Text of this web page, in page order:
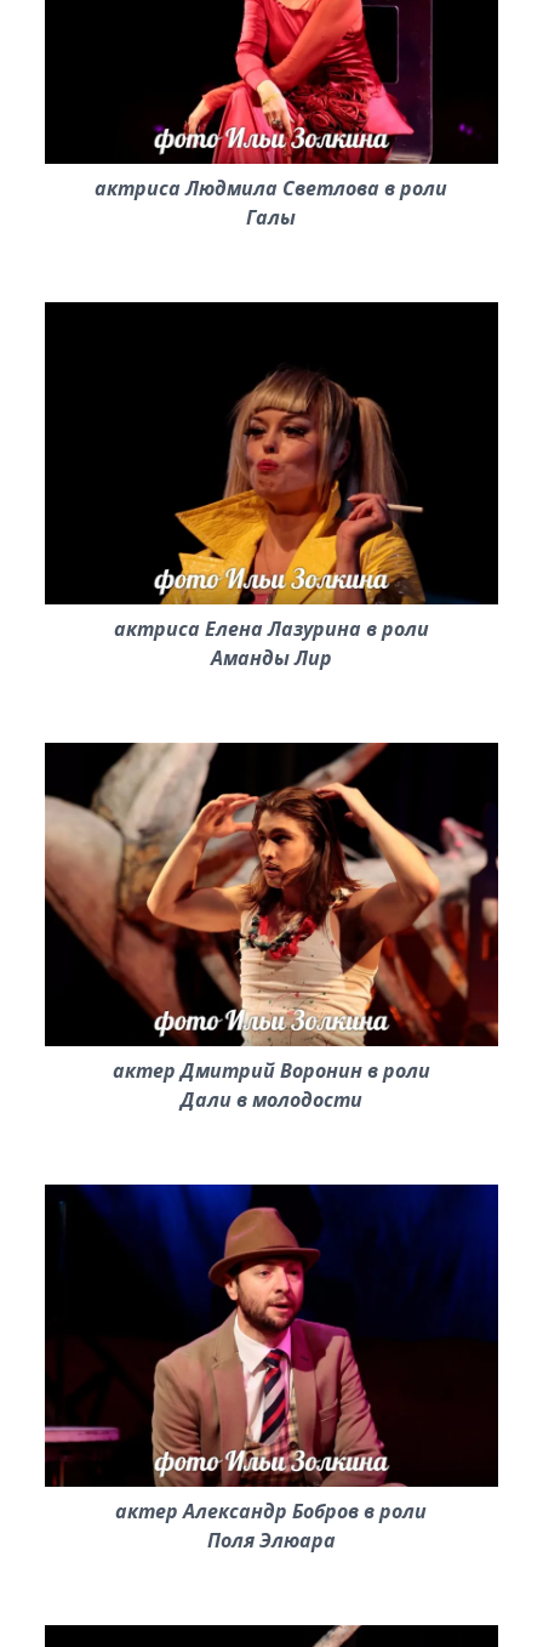
актриса Людмила Светлова в роли
Галы
актриса Елена Лазурина в роли
Аманды Лир
актер Дмитрий Воронин в роли
Дали в молодости
актер Александр Бобров в роли
Поля Элюара